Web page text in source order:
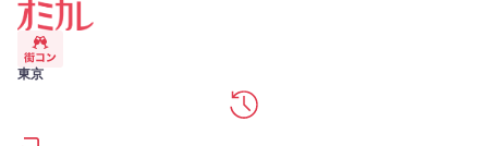
メインコンテンツへスキップ
東京